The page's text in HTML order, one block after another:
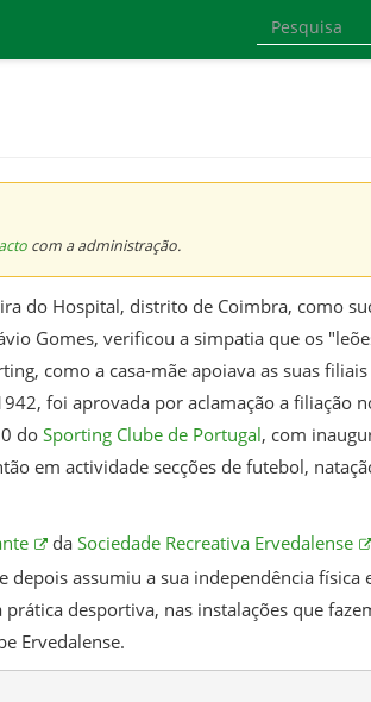
com a administração.
do Hospital, distrito de Coimbra, como
Gomes, verificou a simpatia que os
como a casa-mãe apoiava as suas
foi aprovada por aclamação a filiação
do Sporting Clube de Portugal, com
em actividade secções de futebol,
da Sociedade Recreativa Ervedalense
assumiu a sua independência física
prática desportiva, nas instalações que
Ervedalense.